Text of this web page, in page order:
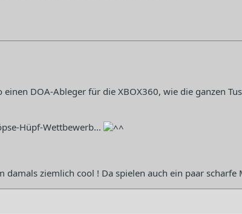
einen DOA-Ableger für die XBOX360, wie die ganzen
Hüpf-Wettbewerb...
damals ziemlich cool ! Da spielen auch ein paar scharfe